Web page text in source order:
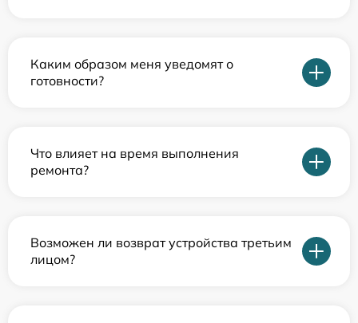
Каким образом меня уведомят о
готовности?
Что влияет на время выполнения
ремонта?
Возможен ли возврат устройства третьим
лицом?